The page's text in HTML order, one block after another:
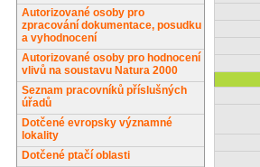
Autorizované osoby pro
zpracování dokumentace, posudku
a vyhodnocení
Autorizované osoby pro hodnocení
vlivů na soustavu Natura 2000
Seznam pracovníků příslušných
úřadů
Dotčené evropsky významné
lokality
Dotčené ptačí oblasti